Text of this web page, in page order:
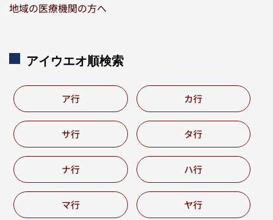
地域の医療機関の方へ
アイウエオ順検索
ア行 カ行
サ行 タ行
ナ行 ハ行
マ行 ヤ行